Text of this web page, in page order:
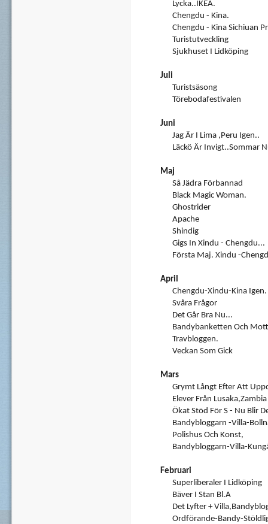
Lycka..IKEA.
Chengdu - Kina.
Chengdu - Kina Sichiuan
Turistutveckling
Sjukhuset I Lidköping
Juli
Turistsäsong
Törebodafestivalen
Juni
Jag Är I Lima ,Peru Igen..
Läckö Är Invigt..Sommar
Maj
Så Jädra Förbannad
Black Magic Woman.
Ghostrider
Apache
Shindig
Gigs In Xindu - Chengdu...
Första Maj. Xindu -
April
Chengdu-Xindu-Kina Igen.
Svåra Frågor
Det Går Bra Nu...
Bandybanketten Och
Travbloggen.
Veckan Som Gick
Mars
Grymt Långt Efter Att
Elever Från
Ökat Stöd För S - Nu Blir
Bandybloggarn -Villa-
Polishus Och Konst,
Bandybloggarn-Villa-
Februari
Superliberaler I Lidköping
Bäver I Stan Bl.a
Det Lyfter +
Ordförande-Bandy-